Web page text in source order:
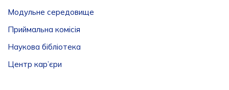
Модульне середовище
Приймальна комісія
Наукова бібліотека
Центр кар’єри